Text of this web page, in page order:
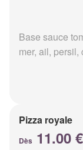
Base sauce
mer, ail, persil,
Pizza royale
Dès 11.00 €